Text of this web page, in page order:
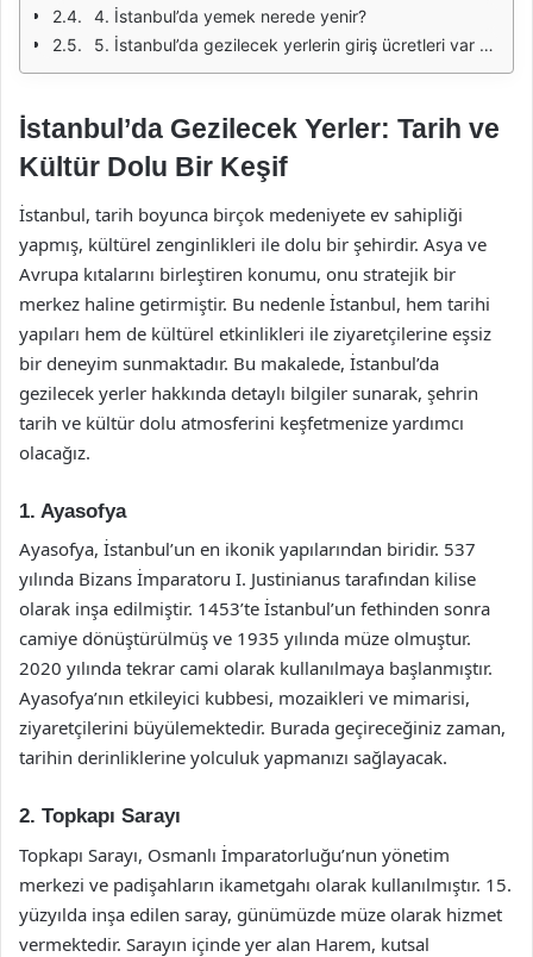
4. İstanbul’da yemek nerede yenir?
5. İstanbul’da gezilecek yerlerin giriş ücretleri var mı?
İstanbul’da Gezilecek Yerler: Tarih ve
Kültür Dolu Bir Keşif
İstanbul, tarih boyunca birçok medeniyete ev sahipliği
yapmış, kültürel zenginlikleri ile dolu bir şehirdir. Asya ve
Avrupa kıtalarını birleştiren konumu, onu stratejik bir
merkez haline getirmiştir. Bu nedenle İstanbul, hem tarihi
yapıları hem de kültürel etkinlikleri ile ziyaretçilerine eşsiz
bir deneyim sunmaktadır. Bu makalede, İstanbul’da
gezilecek yerler hakkında detaylı bilgiler sunarak, şehrin
tarih ve kültür dolu atmosferini keşfetmenize yardımcı
olacağız.
1. Ayasofya
Ayasofya, İstanbul’un en ikonik yapılarından biridir. 537
yılında Bizans İmparatoru I. Justinianus tarafından kilise
olarak inşa edilmiştir. 1453’te İstanbul’un fethinden sonra
camiye dönüştürülmüş ve 1935 yılında müze olmuştur.
2020 yılında tekrar cami olarak kullanılmaya başlanmıştır.
Ayasofya’nın etkileyici kubbesi, mozaikleri ve mimarisi,
ziyaretçilerini büyülemektedir. Burada geçireceğiniz zaman,
tarihin derinliklerine yolculuk yapmanızı sağlayacak.
2. Topkapı Sarayı
Topkapı Sarayı, Osmanlı İmparatorluğu’nun yönetim
merkezi ve padişahların ikametgahı olarak kullanılmıştır. 15.
yüzyılda inşa edilen saray, günümüzde müze olarak hizmet
vermektedir. Sarayın içinde yer alan Harem, kutsal